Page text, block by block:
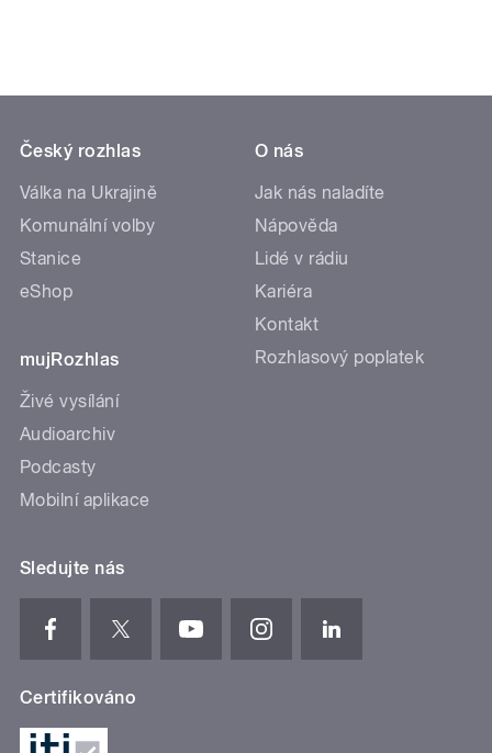
Český rozhlas
Válka na Ukrajině
Komunální volby
Stanice
eShop
mujRozhlas
Živé vysílání
Audioarchiv
Podcasty
Mobilní aplikace
O nás
Jak nás naladíte
Nápověda
Lidé v rádiu
Kariéra
Kontakt
Rozhlasový poplatek
Sledujte nás
Certifikováno